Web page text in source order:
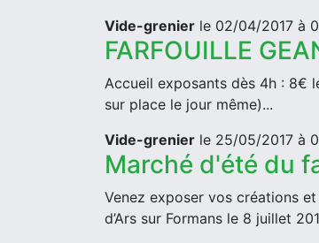
Vide-grenier le 02/04/2017 à
FARFOUILLE
Accueil exposants dès 4h : 8€
sur place le jour même)...
Vide-grenier le 25/05/2017 à
Marché d'été du
Venez exposer vos créations
d’Ars sur Formans le 8 juillet